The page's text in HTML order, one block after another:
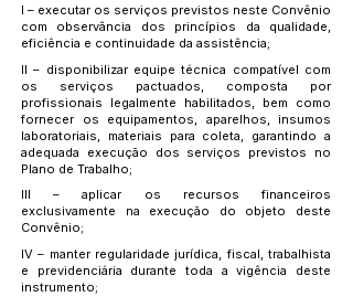
I – executar os serviços previstos neste Convênio
com observância dos princípios da qualidade,
eficiência e continuidade da assistência;
II – disponibilizar equipe técnica compatível com
os serviços pactuados, composta por
profissionais legalmente habilitados, bem como
fornecer os equipamentos, aparelhos, insumos
laboratoriais, materiais para coleta, garantindo a
adequada execução dos serviços previstos no
Plano de Trabalho;
III – aplicar os recursos financeiros
exclusivamente na execução do objeto deste
Convênio;
IV – manter regularidade jurídica, fiscal, trabalhista
e previdenciária durante toda a vigência deste
instrumento;